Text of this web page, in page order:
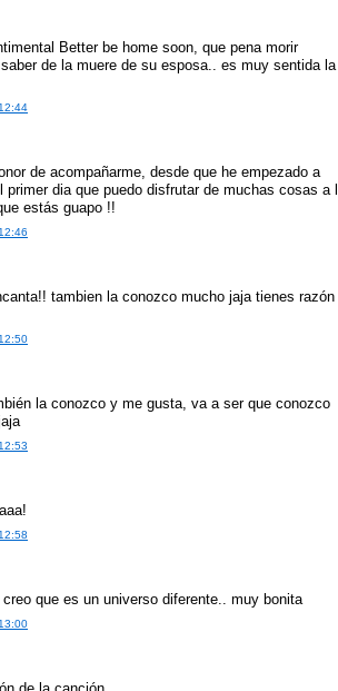
Better be home soon, que pena morir
de la muere de su esposa.. es muy sentida la
de acompañarme, desde que he empezado a
primer dia que puedo disfrutar de muchas cosas a
estás guapo !!
tambien la conozco mucho jaja tienes razón
la conozco y me gusta, va a ser que conozco
que es un universo diferente.. muy bonita